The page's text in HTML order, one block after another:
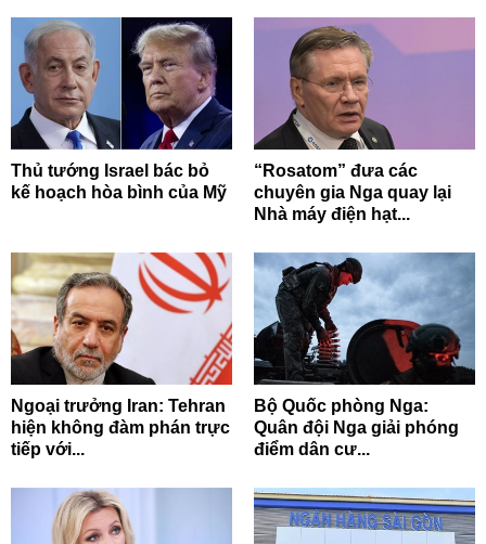
Thủ tướng Israel bác bỏ
kế hoạch hòa bình của Mỹ
“Rosatom” đưa các
chuyên gia Nga quay lại
Nhà máy điện hạt...
Ngoại trưởng Iran: Tehran
hiện không đàm phán trực
tiếp với...
Bộ Quốc phòng Nga:
Quân đội Nga giải phóng
điểm dân cư...